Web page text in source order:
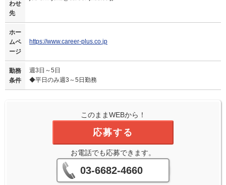
わせ
先
ホー
ムペ
ージ
https://www.career-plus.co.jp
勤務
条件
週3日～5日
◆平日のみ週3～5日勤務
このままWEBから！
応募する
お電話でも応募できます。
03-6682-4660